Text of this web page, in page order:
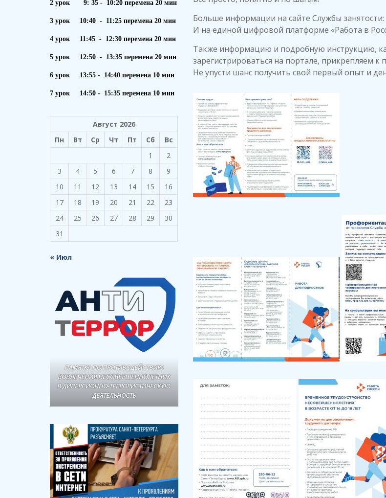
Больше информации на сайте Службы занятости:
И на единой цифровой платформе «Работа в
Также информацию и подробную инструкцию,
зарегистрироваться на портале, прикрепляем к
Не упусти шанс получить свой первый опыт и
2 урок 9: 35 - 10:20 перемена 20 мин
3 урок 10:40 - 11:25 перемена 20 мин
4 урок 11:45 - 12:30 перемена 20 мин
5 урок 12:50 - 13:35 перемена 20 мин
6 урок 13:55 - 14:40 перемена 10 мин
7 урок 14:50 - 15:35 перемена 10 мин
Август 2026
Пн
Вт Ср Чт Пт Сб
Вс
1
2
3
4 5 6 7 8
9
10
11 12 13 14 15
16
17
18 19 20 21 22
23
24
25 26 27 28 29
30
31
« Июл
ПАМЯТКА ПО ПРОТИВОДЕЙСТВИЮ
ВОВЛЕЧЕНИЯ НЕСОВЕРШЕННОЛЕТНИХ
В ДИВЕРСИОННО-ТЕРРОРИСТИЧЕСКУЮ
ДЕЯТЕЛЬНОСТЬ